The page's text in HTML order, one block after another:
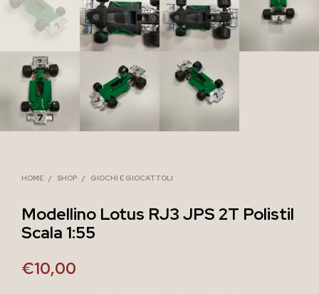
HOME / SHOP / GIOCHI E GIOCATTOLI
Modellino Lotus RJ3 JPS 2T Polistil
Scala 1:55
€10,00